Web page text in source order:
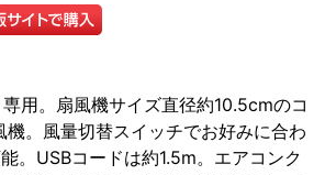
用。扇風機サイズ直径約10.5cmのコ
機。風量切替スイッチでお好みに合わ
。USBコードは約1.5m。エアコンク